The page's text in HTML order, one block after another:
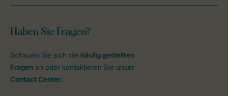
Haben Sie Fragen?
Schauen Sie sich die häufig gestellten
Fragen an oder kontaktieren Sie unser
Contact Center.